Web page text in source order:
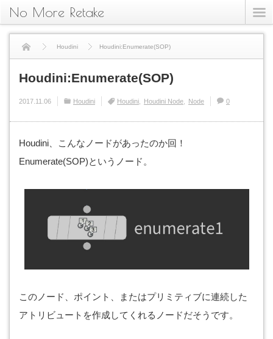
No More Retake
Houdini Houdini:Enumerate(SOP)
Houdini:Enumerate(SOP)
2017.11.06 Houdini Houdini Houdini Node Node 0
Houdini、こんなノードがあったのか回！
Enumerate(SOP)というノード。
このノード、ポイント、またはプリミティブに連続した
アトリビュートを作成してくれるノードだそうです。